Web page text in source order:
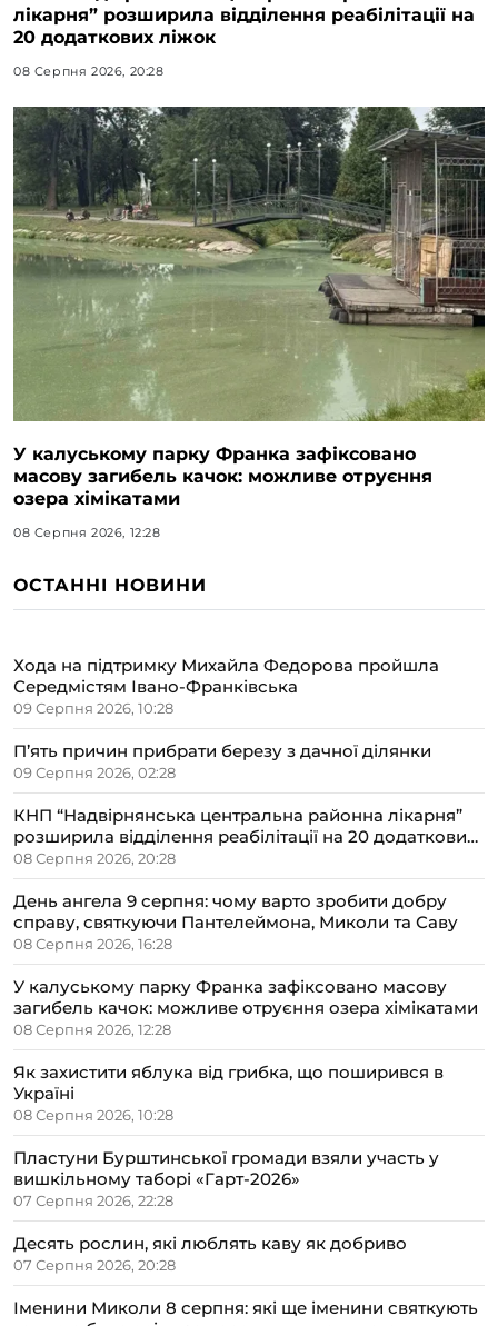
лікарня” розширила відділення реабілітації на
20 додаткових ліжок
08 Серпня 2026, 20:28
У калуському парку Франка зафіксовано
масову загибель качок: можливе отруєння
озера хімікатами
08 Серпня 2026, 12:28
ОСТАННІ НОВИНИ
Хода на підтримку Михайла Федорова пройшла
Середмістям Івано-Франківська
09 Серпня 2026, 10:28
П’ять причин прибрати березу з дачної ділянки
09 Серпня 2026, 02:28
КНП “Надвірнянська центральна районна лікарня”
розширила відділення реабілітації на 20 додаткових
ліжок
08 Серпня 2026, 20:28
День ангела 9 серпня: чому варто зробити добру
справу, святкуючи Пантелеймона, Миколи та Саву
08 Серпня 2026, 16:28
У калуському парку Франка зафіксовано масову
загибель качок: можливе отруєння озера хімікатами
08 Серпня 2026, 12:28
Як захистити яблука від грибка, що поширився в
Україні
08 Серпня 2026, 10:28
Пластуни Бурштинської громади взяли участь у
вишкільному таборі «Гарт-2026»
07 Серпня 2026, 22:28
Десять рослин, які люблять каву як добриво
07 Серпня 2026, 20:28
Іменини Миколи 8 серпня: які ще іменини святкують